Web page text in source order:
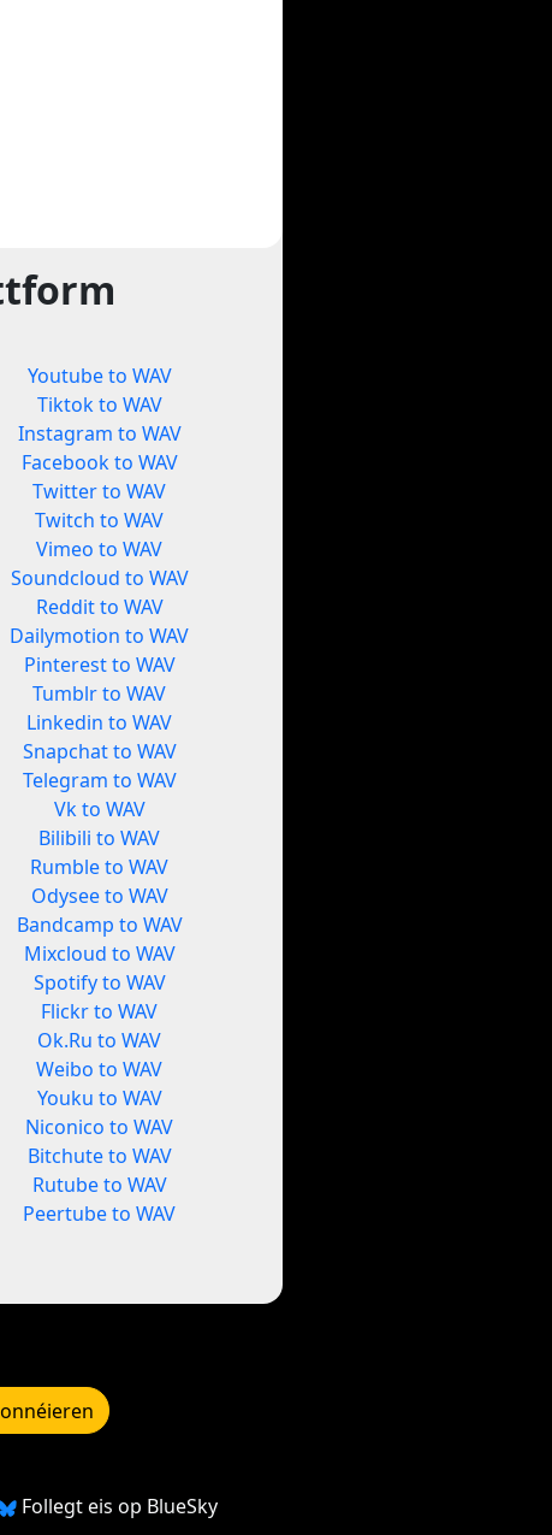
Youtube to WAV
Tiktok to WAV
Instagram to WAV
Facebook to WAV
Twitter to WAV
Twitch to WAV
Vimeo to WAV
Soundcloud to WAV
Reddit to WAV
Dailymotion to WAV
Pinterest to WAV
Tumblr to WAV
Linkedin to WAV
Snapchat to WAV
Telegram to WAV
Vk to WAV
Bilibili to WAV
Rumble to WAV
Odysee to WAV
Bandcamp to WAV
Mixcloud to WAV
Spotify to WAV
Flickr to WAV
Ok.Ru to WAV
Weibo to WAV
Youku to WAV
Niconico to WAV
Bitchute to WAV
Rutube to WAV
Peertube to WAV
Follegt eis op BlueSky